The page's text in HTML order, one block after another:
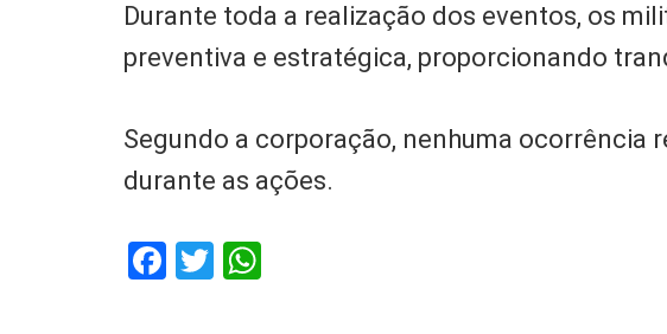
Durante toda a realização dos eventos, os
preventiva e estratégica, proporcionando
Segundo a corporação, nenhuma ocorrência
durante as ações.
Facebook
Twitter